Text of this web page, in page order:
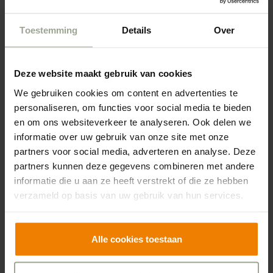
Toestemming Details Over
Deze website maakt gebruik van cookies
We gebruiken cookies om content en advertenties te
personaliseren, om functies voor social media te bieden
en om ons websiteverkeer te analyseren. Ook delen we
informatie over uw gebruik van onze site met onze
partners voor social media, adverteren en analyse. Deze
partners kunnen deze gegevens combineren met andere
informatie die u aan ze heeft verstrekt of die ze hebben
verzameld op basis van uw gebruik van hun services.
Alle cookies toestaan
haal alsnog veel voldoening uit wat er nu binnen de
en screenen van het bezoek. Om ze vervolgens naar
dingen, maar zo belangrijk voor bewoners weer op. Zo
komen twee vrijwilligers in overleg met familie een keer
per week bij een van de bewoners op bezoek, omdat
de familie daar op dit moment niet de mogelijkheid toe
heeft. En ook het wandelen, mandala kleuren en de
geheugentraining; de dingen die nu wel weer kunnen
doen we weer. Maar het is natuurlijk nog lang niet wat
organiseerden bijvoorbeeld altijd een Kerstmarkt, waar
we met de bewoners langs alle kraampjes gingen. Dat
vonden ze heel gezellig en was voor hen echt een